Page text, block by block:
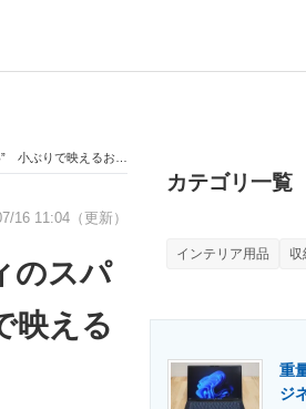
進化するPCとデバイスの未来
経営リーダーのコミュニティ
製造業のIT導入・活用を支援
おしゃれバッグ＆ポーチ
16 11:04（更新）
のスパ
映える
カテゴリ一覧
インテリア用品 収
重
ジ